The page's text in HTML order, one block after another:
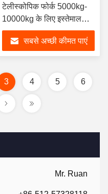
Mr. Ruan
टेलीस्कोपिक फोर्क 5000kg-
10000kg के लिए इस्तेमाल
किया
सबसे अच्छी कीमत पाएं
3 4 5 6